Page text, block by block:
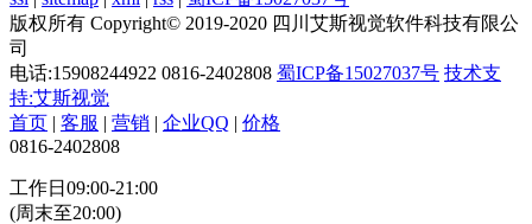
版权所有 Copyright© 2019-2020 四川艾斯视觉软件科技有限公
司
电话:15908244922 0816-2402808 蜀ICP备15027037号 技术支
持:艾斯视觉
首页 | 客服 | 营销 | 企业QQ | 价格
0816-2402808
工作日09:00-21:00
(周末至20:00)